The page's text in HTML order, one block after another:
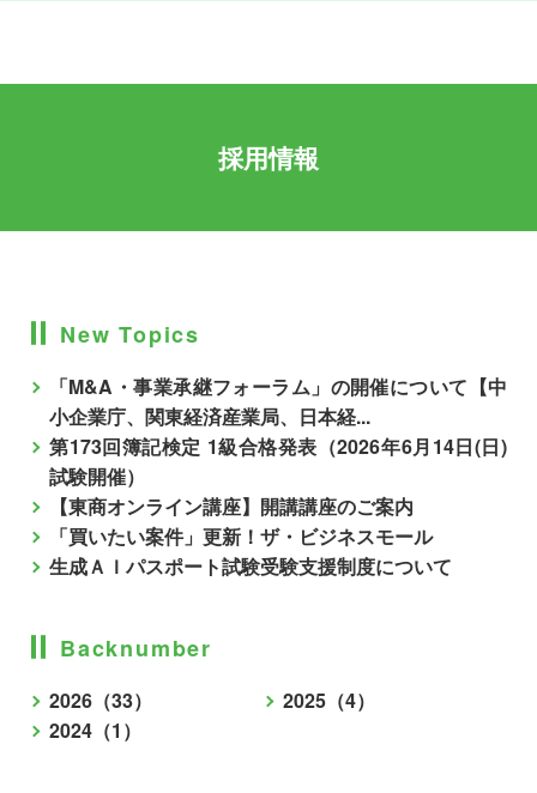
採用情報
New Topics
「M&A・事業承継フォーラム」の開催について【中
小企業庁、関東経済産業局、日本経...
第173回簿記検定 1級合格発表（2026年6月14日(日)
試験開催）
【東商オンライン講座】開講講座のご案内
「買いたい案件」更新！ザ・ビジネスモール
生成ＡＩパスポート試験受験支援制度について
Backnumber
2026（33）
2025（4）
2024（1）